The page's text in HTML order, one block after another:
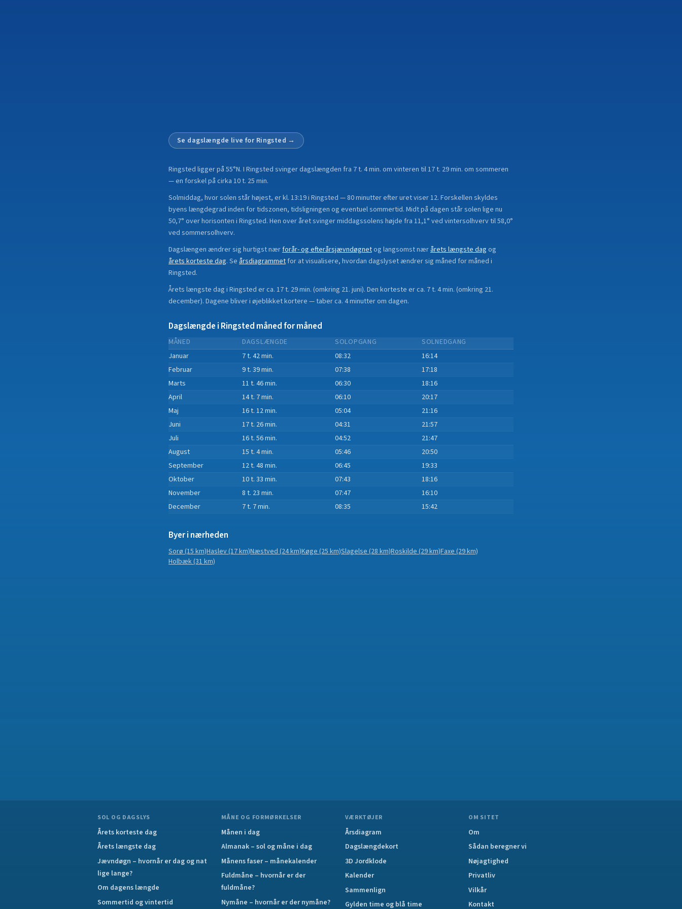
Se dagslængde live for Ringsted →
Ringsted ligger på 55°N. I Ringsted svinger dagslængden fra 7 t. 4 min. om vinteren til 17 t. 29 min. om sommeren
— en forskel på cirka 10 t. 25 min.
Solmiddag, hvor solen står højest, er kl. 13:19 i Ringsted — 80 minutter efter uret viser 12. Forskellen skyldes
byens længdegrad inden for tidszonen, tidsligningen og eventuel sommertid. Midt på dagen står solen lige nu
50,7° over horisonten i Ringsted. Hen over året svinger middagssolens højde fra 11,1° ved vintersolhverv til 58,0°
ved sommersolhverv.
Dagslængen ændrer sig hurtigst nærforår- og efterårsjævndøgnetog langsomst nærårets længste dag og
årets korteste dag. Se årsdiagrammetfor at visualisere, hvordan dagslyset ændrer sig måned for måned i
Ringsted.
Årets længste dag i Ringsted er ca. 17 t. 29 min. (omkring 21. juni). Den korteste er ca. 7 t. 4 min. (omkring 21.
december). Dagene bliver i øjeblikketkortere —taberca. 4minutterom dagen.
Dagslængde i Ringsted måned for måned
MÅNED DAGSLÆNGDE SOLOPGANG
SOLNEDGANG
Januar
7 t. 42 min. 08:32
16:14
Februar
9 t. 39 min. 07:38
17:18
Marts
11 t. 46 min. 06:30
18:16
April
14 t. 7 min. 06:10
20:17
Maj
16 t. 12 min. 05:04
21:16
Juni
17 t. 26 min. 04:31
21:57
Juli
16 t. 56 min. 04:52
21:47
August
15 t. 4 min. 05:46
20:50
September
12 t. 48 min. 06:45
19:33
Oktober
10 t. 33 min. 07:43
18:16
November
8 t. 23 min. 07:47
16:10
December
7 t. 7 min. 08:35 15:42
Byer i nærheden
Sorø(15 km)Haslev(17 km)Næstved(24 km)Køge(25 km)Slagelse(28 km)Roskilde(29 km)Faxe(29 km)
Holbæk(31 km)
SOL OG DAGSLYS
Årets korteste dag
Årets længste dag
Jævndøgn – hvornår er dag og nat
lige lange?
Om dagens længde
Sommertid og vintertid
MÅNE OG FORMØRKELSER
Månen i dag
Almanak – sol og måne i dag
Månens faser – månekalender
Fuldmåne – hvornår er der
fuldmåne?
Nymåne – hvornår er der nymåne?
VÆRKTØJER
Årsdiagram
Dagslængdekort
3D Jordklode
Kalender
Sammenlign
Gylden time og blå time
OM SITET
Om
Sådan beregner vi
Nøjagtighed
Privatliv
Vilkår
Kontakt